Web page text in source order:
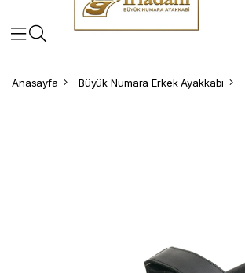
Anasayfa Büyük Numara Erkek Ayakkabı